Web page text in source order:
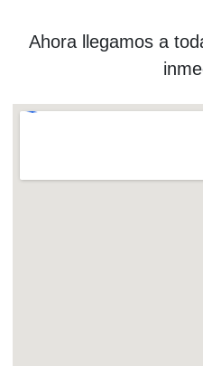
Ahora llegamos a